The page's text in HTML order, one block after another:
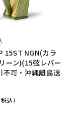
15ST NGN(カラ
ーン)(15弦レバー
不可・沖縄離島送
税込）